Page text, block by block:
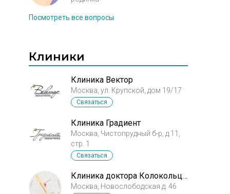
прописала таблетки а направила
к аллергологу, аллергия как-то
Посмотреть все вопросы
Клиники
Клиника Вектор
Москва, ул. Крупской, дом 19/17
Связаться
Клиника Градиент
Москва, Чистопрудный б-р, д.11,
стр. 1
Связаться
Клиника доктора Колокольцева
Москва, Новослободская д. 46